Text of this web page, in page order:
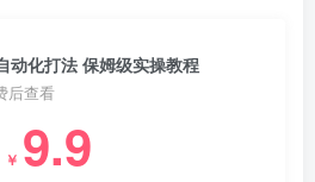
动化打法 保姆级实操教程
后查看
￥ 9.9